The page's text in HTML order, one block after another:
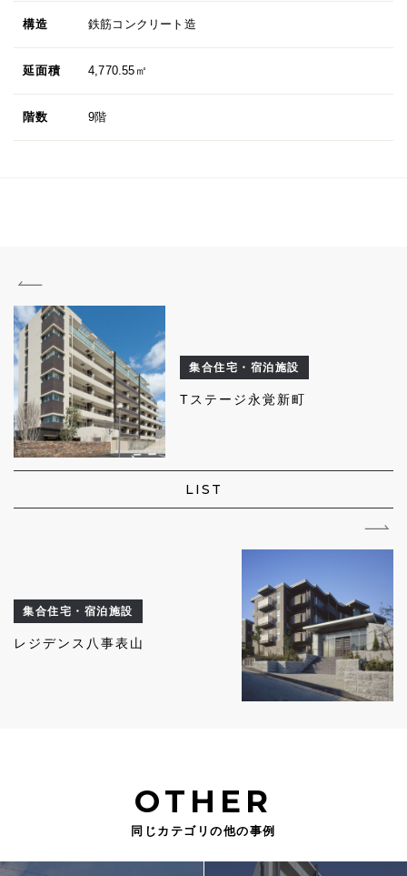
構造 鉄筋コンクリート造
延面積 4,770.55㎡
階数 9階
集合住宅・宿泊施設
Tステージ永覚新町
LIST
集合住宅・宿泊施設
レジデンス八事表山
OTHER
同じカテゴリの他の事例